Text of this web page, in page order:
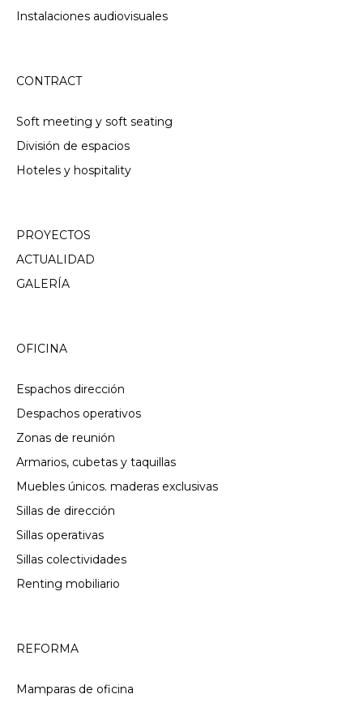
Instalaciones audiovisuales
CONTRACT
Soft meeting y soft seating
División de espacios
Hoteles y hospitality
PROYECTOS
ACTUALIDAD
GALERÍA
OFICINA
Espachos dirección
Despachos operativos
Zonas de reunión
Armarios, cubetas y taquillas
Muebles únicos. maderas exclusivas
Sillas de dirección
Sillas operativas
Sillas colectividades
Renting mobiliario
REFORMA
Mamparas de oficina